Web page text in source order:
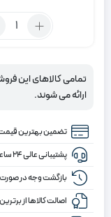
تعداد:
ساده
رنگ
و
تیره
تمامی کالاهای این
ارائه می شوند.
تضمین بهترین قیمت
پشتیبانی عالی ۲۴ ساعته، ۷ روز هفته
بازگشت وجه در
اصالت کالاها از